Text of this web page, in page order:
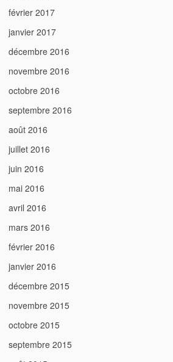
février 2017
janvier 2017
décembre 2016
novembre 2016
octobre 2016
septembre 2016
août 2016
juillet 2016
juin 2016
mai 2016
avril 2016
mars 2016
février 2016
janvier 2016
décembre 2015
novembre 2015
octobre 2015
septembre 2015